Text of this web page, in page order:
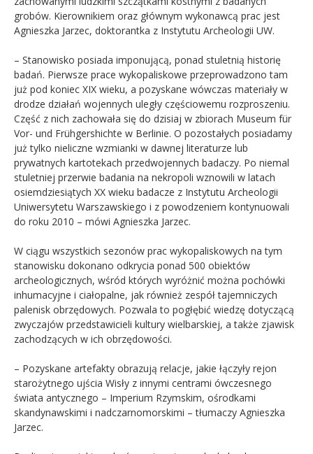
grobów. Kierownikiem oraz głównym wykonawcą prac jest
Agnieszka Jarzec, doktorantka z Instytutu Archeologii UW.
– Stanowisko posiada imponującą, ponad stuletnią historię
badań. Pierwsze prace wykopaliskowe przeprowadzono tam
już pod koniec XIX wieku, a pozyskane wówczas materiały w
drodze działań wojennych uległy częściowemu rozproszeniu.
Część z nich zachowała się do dzisiaj w zbiorach Museum für
Vor- und Frühgershichte w Berlinie. O pozostałych posiadamy
już tylko nieliczne wzmianki w dawnej literaturze lub
prywatnych kartotekach przedwojennych badaczy. Po niemal
stuletniej przerwie badania na nekropoli wznowili w latach
osiemdziesiątych XX wieku badacze z Instytutu Archeologii
Uniwersytetu Warszawskiego i z powodzeniem kontynuowali
do roku 2010 – mówi Agnieszka Jarzec.
W ciągu wszystkich sezonów prac wykopaliskowych na tym
stanowisku dokonano odkrycia ponad 500 obiektów
archeologicznych, wśród których wyróżnić można pochówki
inhumacyjne i ciałopalne, jak również zespół tajemniczych
palenisk obrzędowych. Pozwala to pogłębić wiedzę dotyczącą
zwyczajów przedstawicieli kultury wielbarskiej, a także zjawisk
zachodzących w ich obrzędowości.
– Pozyskane artefakty obrazują relacje, jakie łączyły rejon
starożytnego ujścia Wisły z innymi centrami ówczesnego
świata antycznego – Imperium Rzymskim, ośrodkami
skandynawskimi i nadczarnomorskimi – tłumaczy Agnieszka
Jarzec.